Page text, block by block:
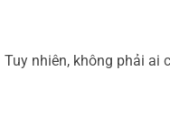
nhiên, không phải ai